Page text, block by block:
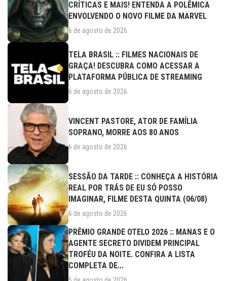
CRÍTICAS E MAIS! ENTENDA A POLÊMICA
ENVOLVENDO O NOVO FILME DA MARVEL
6 de agosto de 2026
TELA BRASIL :: FILMES NACIONAIS DE
GRAÇA! DESCUBRA COMO ACESSAR A
PLATAFORMA PÚBLICA DE STREAMING
6 de agosto de 2026
VINCENT PASTORE, ATOR DE FAMÍLIA
SOPRANO, MORRE AOS 80 ANOS
6 de agosto de 2026
SESSÃO DA TARDE :: CONHEÇA A HISTÓRIA
REAL POR TRÁS DE EU SÓ POSSO
IMAGINAR, FILME DESTA QUINTA (06/08)
6 de agosto de 2026
PRÊMIO GRANDE OTELO 2026 :: MANAS E O
AGENTE SECRETO DIVIDEM PRINCIPAL
TROFÉU DA NOITE. CONFIRA A LISTA
COMPLETA DE...